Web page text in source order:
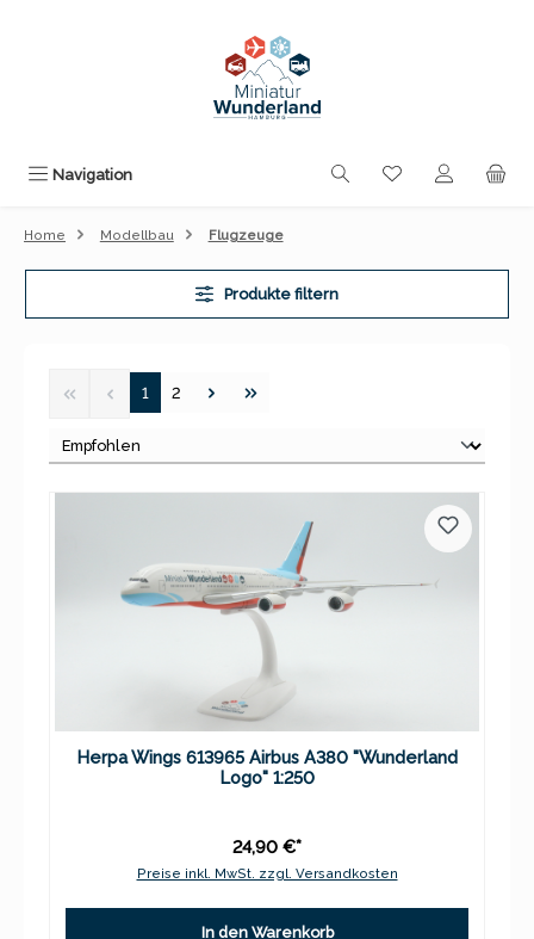
Navigation Du hast 0
Home Modellbau Flugzeuge
Produkte filtern
Seite
1 Seite
2
Herpa Wings 613965 Airbus A380 "Wunderland
Logo" 1:250
24,90 €*
Preise inkl. MwSt. zzgl. Versandkosten
In den Warenkorb